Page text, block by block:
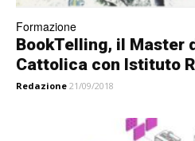
Formazione
BookTelling, il Master
Cattolica con Istituto
Redazione 21/09/2018